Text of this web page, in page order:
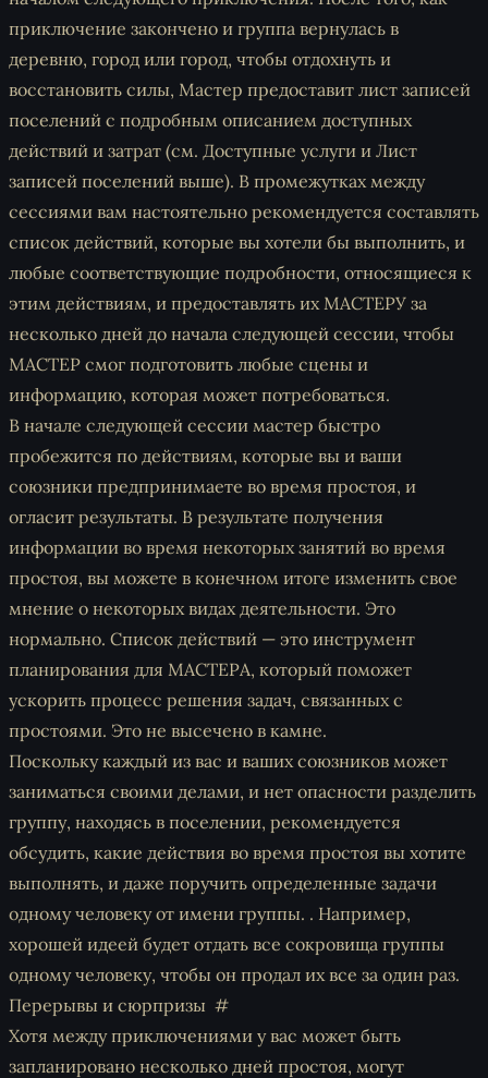
приключение закончено и группа вернулась в
деревню, город или город, чтобы отдохнуть и
восстановить силы, Мастер предоставит лист записей
поселений с подробным описанием доступных
действий и затрат (см. Доступные услуги и Лист
записей поселений выше). В промежутках между
сессиями вам настоятельно рекомендуется составлять
список действий, которые вы хотели бы выполнить, и
любые соответствующие подробности, относящиеся к
этим действиям, и предоставлять их МАСТЕРУ за
несколько дней до начала следующей сессии, чтобы
МАСТЕР смог подготовить любые сцены и
информацию, которая может потребоваться.
В начале следующей сессии мастер быстро
пробежится по действиям, которые вы и ваши
союзники предпринимаете во время простоя, и
огласит результаты. В результате получения
информации во время некоторых занятий во время
простоя, вы можете в конечном итоге изменить свое
мнение о некоторых видах деятельности. Это
нормально. Список действий — это инструмент
планирования для МАСТЕРА, который поможет
ускорить процесс решения задач, связанных с
простоями. Это не высечено в камне.
Поскольку каждый из вас и ваших союзников может
заниматься своими делами, и нет опасности разделить
группу, находясь в поселении, рекомендуется
обсудить, какие действия во время простоя вы хотите
выполнять, и даже поручить определенные задачи
одному человеку от имени группы. . Например,
хорошей идеей будет отдать все сокровища группы
одному человеку, чтобы он продал их все за один раз.
Перерывы и сюрпризы
Хотя между приключениями у вас может быть
запланировано несколько дней простоя, могут